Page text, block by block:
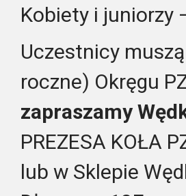
Kobiety i juniorzy
Uczestnicy
roczne) Okręgu
zapraszamy
PREZESA KOŁA
lub w Sklepie